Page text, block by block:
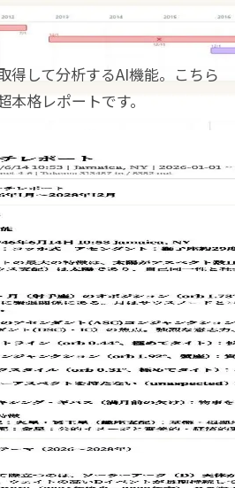
得して分析するAI機能。こちら
格レポートです。